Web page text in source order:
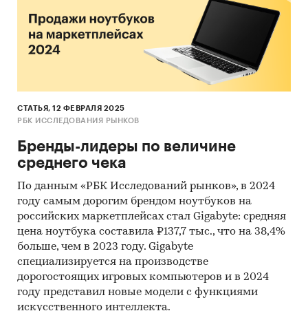
СТАТЬЯ, 12 ФЕВРАЛЯ 2025
РБК ИССЛЕДОВАНИЯ РЫНКОВ
Бренды-лидеры по величине
среднего чека
По данным «РБК Исследований рынков», в 2024
году самым дорогим брендом ноутбуков на
российских маркетплейсах стал Gigabyte: средняя
цена ноутбука составила ₽137,7 тыс., что на 38,4%
больше, чем в 2023 году. Gigabyte
специализируется на производстве
дорогостоящих игровых компьютеров и в 2024
году представил новые модели с функциями
искусственного интеллекта.